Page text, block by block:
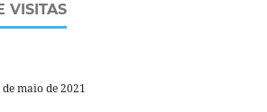
VISITAS
maio de 2021